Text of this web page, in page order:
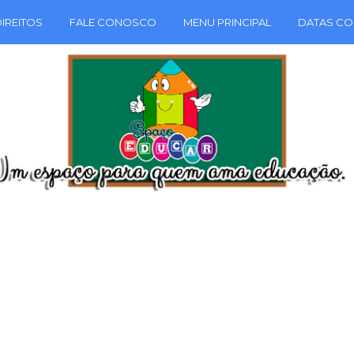
FALE CONOSCO MENU PRINCIPAL DATAS